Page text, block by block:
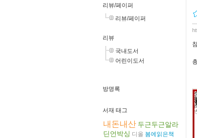
리뷰/페이퍼
리뷰/페이퍼
리뷰
국내도서
어린이도서
방명록
서재 태그
내돈내산 두근두근알라
딘언박싱 디올 봄에읽은책
총